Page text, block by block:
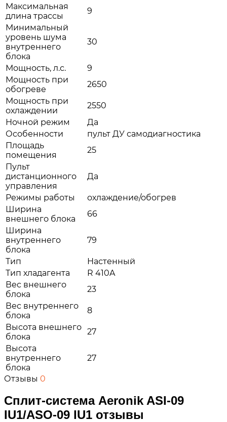
Максимальная
длина трассы
9
Минимальный
уровень шума
внутреннего
блока
30
Мощность, л.с.
9
Мощность при
обогреве
2650
Мощность при
охлаждении
2550
Ночной режим
Да
Особенности
пульт ДУ самодиагностика
Площадь
помещения
25
Пульт
дистанционного
управления
Да
Режимы работы
охлаждение/обогрев
Ширина
внешнего блока
66
Ширина
внутреннего
блока
79
Тип
Настенный
Тип хладагента
R 410A
Вес внешнего
блока
23
Вес внутреннего
блока
8
Высота внешнего
блока
27
Высота
внутреннего
блока
27
Отзывы 0
Сплит-система Aeronik ASI-09
IU1/ASO-09 IU1 отзывы